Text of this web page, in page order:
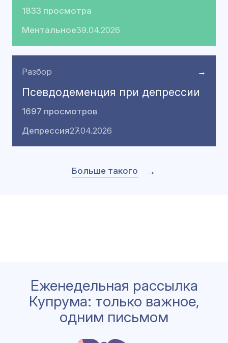
1833 просмотра
Ментальное30.04.2026
Разбор →
Псевдодеменция при депрессии
1697 просмотров
Депрессия27.04.2026
Больше такого →
Еженедельная рассылка
Купрума: только важное,
одним письмом